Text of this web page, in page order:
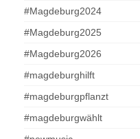
#Magdeburg2024
#Magdeburg2025
#Magdeburg2026
#magdeburghilft
#magdeburgpflanzt
#magdeburgwählt